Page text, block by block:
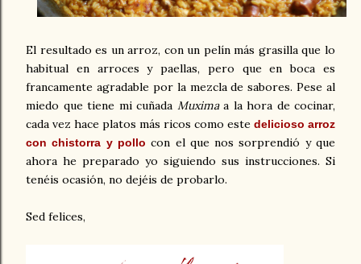
El resultado es un arroz, con un pelín más grasilla que lo
habitual en arroces y paellas, pero que en boca es
francamente agradable por la mezcla de sabores.Pese al
miedo que tiene mi cuñada Muxima a la hora de cocinar,
cada vez hace platos más ricos como este delicioso arroz
con chistorra y pollo con el que nos sorprendió y que
ahora he preparado yo siguiendo sus instrucciones. Si
tenéis ocasión, no dejéis de probarlo.
Sed felices,